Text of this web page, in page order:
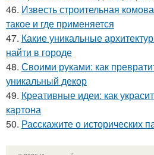
46. Известь строительная
такое и где применяется
47. Какие уникальные
найти в городе
48. Своими руками: как
уникальный декор
49. Креативные идеи: как
картона
50. Расскажите о исторических